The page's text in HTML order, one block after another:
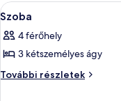
A
következő
szoba
összes
képének
2
Szoba
4 férőhely
3 kétszemélyes ágy
További részletek
Szoba